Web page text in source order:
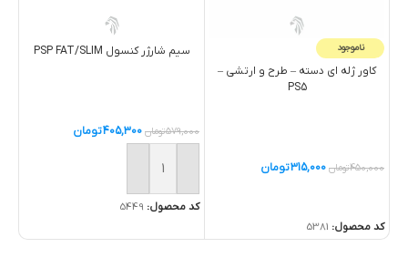
ناموجود
کاور ژله اي دسته – طرح و ارتشي –
PS5
450,000تومان 315,000تومان
کد محصول: 5381
سيم شارژر کنسول PSP FAT/SLIM
579,000تومان 405,300تومان
خرید
کد محصول: 5449